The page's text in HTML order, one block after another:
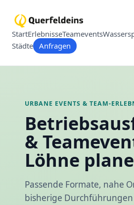
StartErlebnisseTeamevents
Städte Anfragen
URBANE EVENTS & TEAM-
&
Löhne
Passende Formate, nahe
bisherige